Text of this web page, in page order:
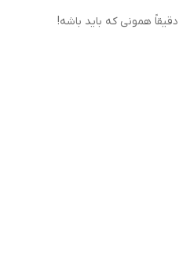
همونی که باید باشه!